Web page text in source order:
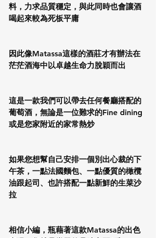
料，力求品質穩定，與此同時也會讓酒
喝起來較為死板平庸
因此像Matassa這樣的酒莊才有辦法在
茫茫酒海中以卓越生命力脫穎而出
這是一款我們可以帶去任何餐廳搭配的
葡萄酒，無論是一位難求的Fine dining
或是您家附近的家常熱炒
如果您想幫自己安排一個別出心裁的下
午茶，一點法國麵包、一點優質的橄欖
油跟起司、也許搭配一點新鮮的生菜沙
拉
相信小編，瓶藉著這款Matassa的出色